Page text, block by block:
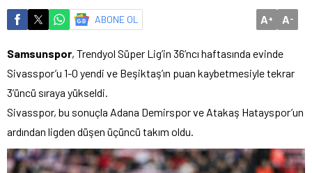
ABONE OL A+ A-
Samsunspor, Trendyol Süper Lig’in 36’ncı haftasında evinde
Sivasspor’u 1-0 yendi ve Beşiktaş’ın puan kaybetmesiyle tekrar
3’üncü sıraya yükseldi.
Sivasspor, bu sonuçla Adana Demirspor ve Atakaş Hatayspor’un
ardından ligden düşen üçüncü takım oldu.